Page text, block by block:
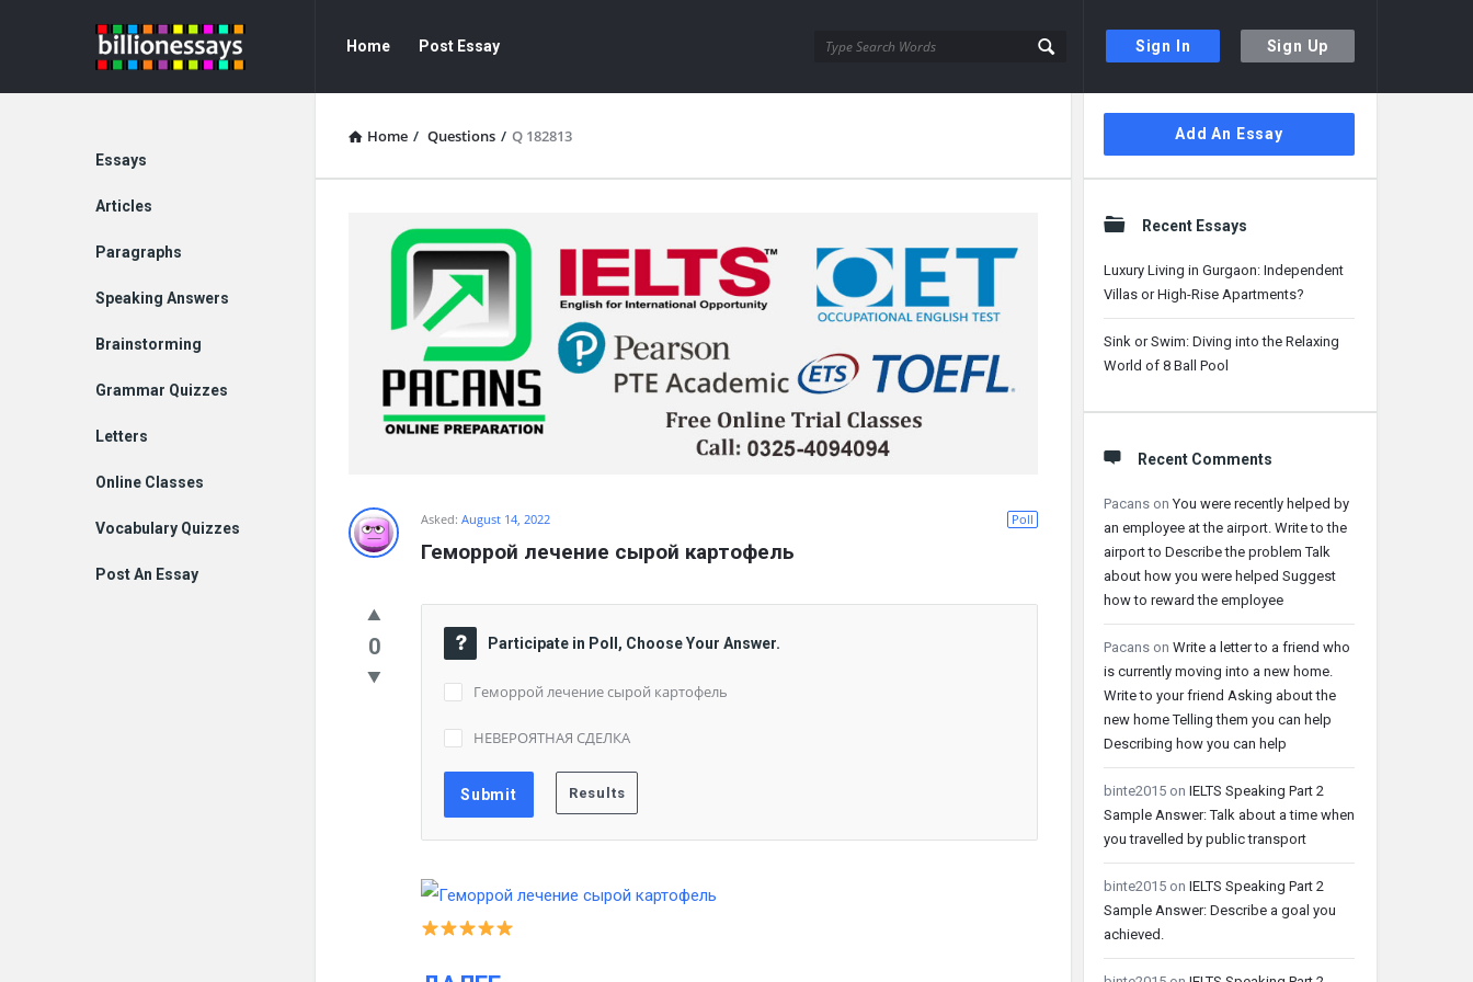
Sign In Sign Up
Billion
Essays
Essays
Navigation
Home Post Essay
Home / Questions / Q 182813
Poll
Asked: August 14, 2022
Геморрой лечение сырой картофель
0 Participate in Poll, Choose Your Answer.
Геморрой лечение сырой картофель
НЕВЕРОЯТНАЯ СДЕЛКА
Sidebar
Add An Essay
Recent Essays
Luxury Living in Gurgaon: Independent
Villas or High-Rise Apartments?
Sink or Swim: Diving into the Relaxing
World of 8 Ball Pool
Recent Comments
Pacans onYou were recently helped by
an employee at the airport. Write to the
airport to Describe the problem Talk
about how you were helped Suggest
how to reward the employee
Pacans on Write a letter to a friend who
is currently moving into a new home.
Write to your friend Asking about the
new home Telling them you can help
Describing how you can help
binte2015 on IELTS Speaking Part 2
Sample Answer: Talk about a time when
you travelled by public transport
binte2015 on IELTS Speaking Part 2
Sample Answer: Describe a goal you
achieved.
Explore
Essays
Articles
Paragraphs
Speaking Answers
Brainstorming
Grammar Quizzes
Letters
Online Classes
Vocabulary Quizzes
Post An Essay